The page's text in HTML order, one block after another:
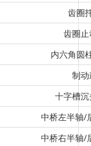
齿圈
齿圈
内六角圆
制
十字槽
中桥左半轴/
中桥右半轴/